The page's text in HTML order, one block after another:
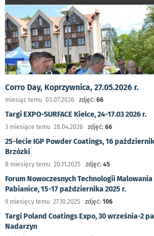
Corro Day, Koprzywnica, 27.05.2026 r.
miesiąc temu 03.07.2026 zdjęć: 66
Targi EXPO-SURFACE Kielce, 24-17.03 2026 r.
3 miesiące temu 28.04.2026 zdjęć: 66
25-lecie IGP Powder Coatings, 16
Brzózki
8 miesięcy temu 20.11.2025 zdjęć: 45
Forum Nowoczesnych Technologii
Pabianice, 15-17 października 2025 r.
9 miesięcy temu 27.10.2025 zdjęć: 106
Targi Poland Coatings Expo, 30 września-2
Nadarzyn